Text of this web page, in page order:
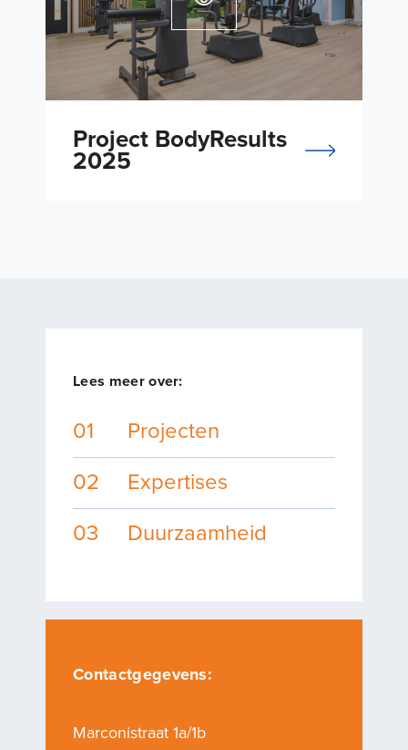
Project BodyResults
2025
Lees meer over:
01
Projecten
02
Expertises
03
Duurzaamheid
Contactgegevens:
Marconistraat 1a/1b